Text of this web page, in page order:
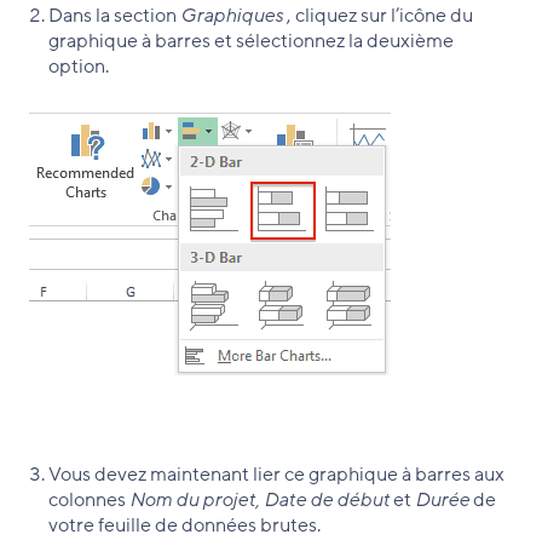
Dans la section Graphiques, cliquez sur l’icône du
graphique à barres et sélectionnez la deuxième
option.
Vous devez maintenant lier ce graphique à barres aux
colonnes Nom du projet, Date de débutet Duréede
votre feuille de données brutes.